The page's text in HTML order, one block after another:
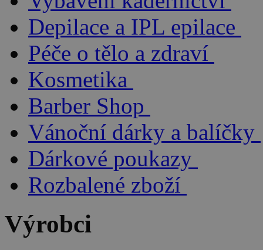
Depilace a IPL epilace
Péče o tělo a zdraví
Kosmetika
Barber Shop
Vánoční dárky a balíčky
Dárkové poukazy
Rozbalené zboží
Výrobci